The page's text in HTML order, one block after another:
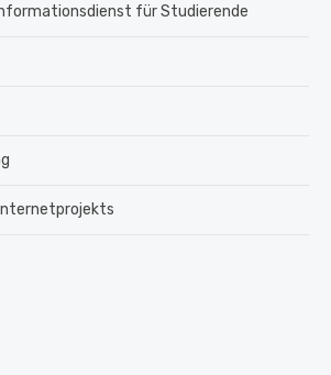
für Studierende